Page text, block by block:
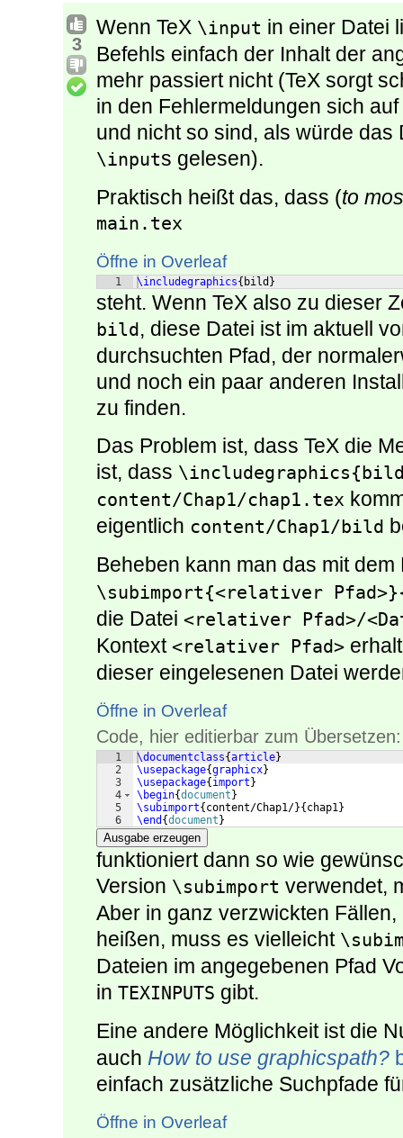
3
Wenn TeX \input in einer Datei
Befehls einfach der Inhalt der
mehr passiert nicht (TeX sorgt
in den Fehlermeldungen sich
und nicht so sind, als würde
\inputs gelesen).
Praktisch heißt das, dass (to
main.tex
Öffne in Overleaf
1 \includegraphics{ bild }
steht. Wenn TeX also zu dieser
bild, diese Datei ist im aktuell
durchsuchten Pfad, der
und noch ein paar anderen
zu finden.
Das Problem ist, dass TeX die
ist, dass
content/Chap1/chap1.tex
eigentlich content/Chap1/bild
Beheben kann man das mit
\subimport{<relativer
die Datei <relativer Pfad>/
Kontext <relativer Pfad>
dieser eingelesenen Datei
Öffne in Overleaf
Code, hier editierbar zum Übersetzen:
1
2
3
4
5
6
\documentclass{article}
\usepackage{graphicx}
\usepackage{ import }
\begin{document }
\subimport{ content/Chap1/}{ chap1}
\end {document }
Ausgabe erzeugen
funktioniert dann so wie
Version \subimport verwendet,
Aber in ganz verzwickten
heißen, muss es vielleicht
Dateien im angegebenen Pfad
in TEXINPUTS gibt.
Eine andere Möglichkeit ist die
auch How to use graphicspath?
einfach zusätzliche Suchpfade
Öffne in Overleaf